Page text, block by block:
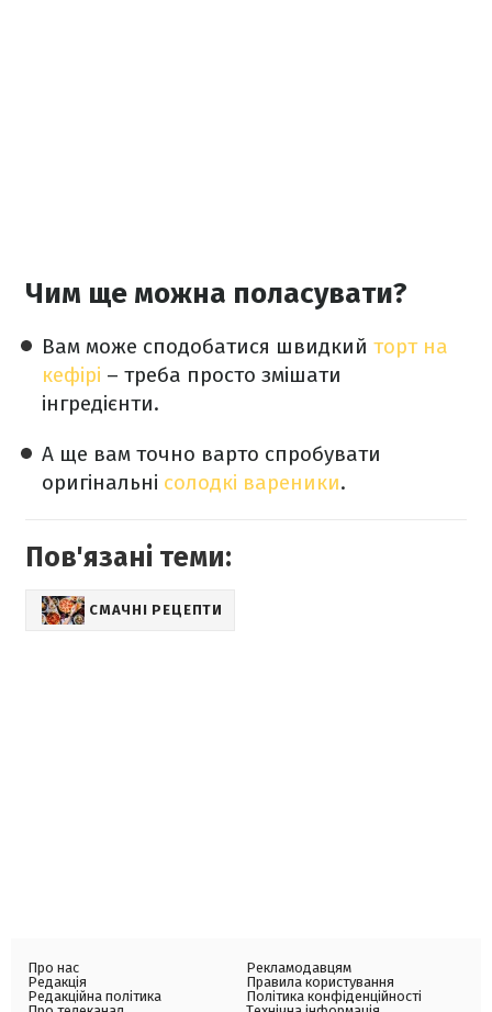
Чим ще можна поласувати?
Вам може сподобатися швидкий торт на
кефірі – треба просто змішати
інгредієнти.
А ще вам точно варто спробувати
оригінальні солодкі вареники.
Пов'язані теми:
СМАЧНІ РЕЦЕПТИ
Про нас
Редакція
Редакційна політика
Рекламодавцям
Правила користування
Політика конфіденційності